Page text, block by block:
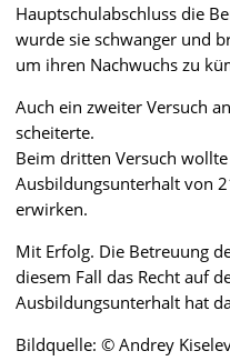
Hauptschulabschluss die
wurde sie schwanger und
um ihren Nachwuchs zu
Auch ein zweiter Versuch
scheiterte.
Beim dritten Versuch
Ausbildungsunterhalt von
erwirken.
Mit Erfolg. Die Betreuung
diesem Fall das Recht auf
Ausbildungsunterhalt hat
Bildquelle: © Andrey